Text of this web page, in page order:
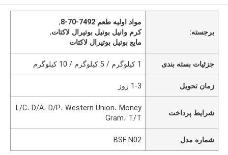
برجسته:
مواد اولیه طعم 7492-70-8
,
کرم وانیل بوتیل بوتیرال لاکتات,
مایع بوتیل بوتیرال لاکتات
جزئیات بسته بندی 1 کیلوگرم / 5 کیلوگرم / 10 کیلوگرم
زمان تحویل 1-3 روز
شرایط پرداخت
L/C، D/A، D/P، Western Union، Money
Gram، T/T
شماره مدل BSF N02